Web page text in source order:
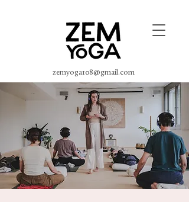
zemyoga108@gmail.com